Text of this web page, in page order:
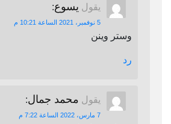
يقول يسوع:
5 نوفمبر، 2021 الساعة 10:21 م
وستر وينن
رد
يقول محمد جمال:
7 مارس، 2022 الساعة 7:22 م